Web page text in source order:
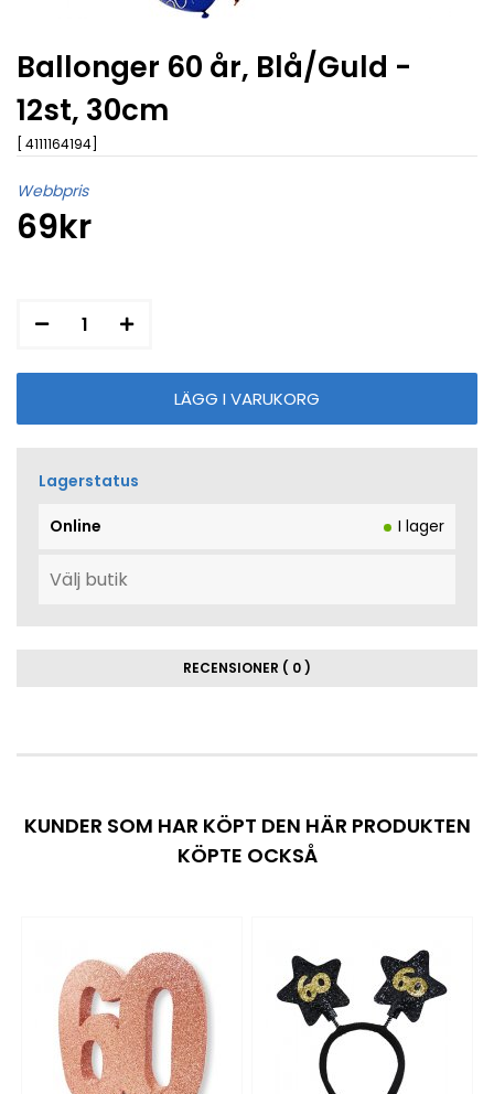
Ballonger 60 år, Blå/Guld -
12st, 30cm
[ 4111164194]
Webbpris
69kr
Lagerstatus
Online I lager
RECENSIONER ( 0 )
KUNDER SOM HAR KÖPT DEN HÄR PRODUKTEN
KÖPTE OCKSÅ